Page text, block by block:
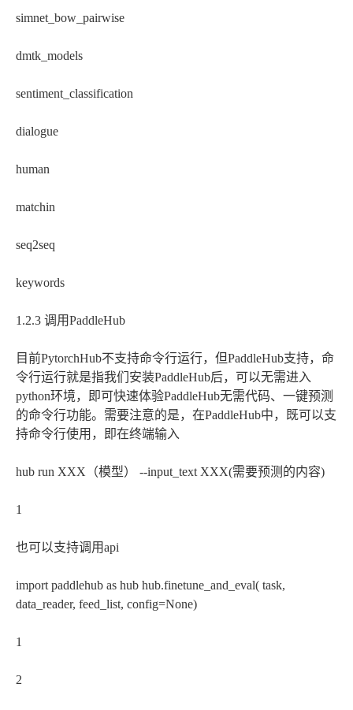
simnet_bow_pairwise
dmtk_models
sentiment_classification
dialogue
human
matchin
seq2seq
keywords
1.2.3 调用PaddleHub
目前PytorchHub不支持命令行运行，但PaddleHub支持，命
令行运行就是指我们安装PaddleHub后，可以无需进入
python环境，即可快速体验PaddleHub无需代码、一键预测
的命令行功能。需要注意的是，在PaddleHub中，既可以支
持命令行使用，即在终端输入
hub run XXX（模型） --input_text XXX(需要预测的内容)
1
也可以支持调用api
import paddlehub as hub hub.finetune_and_eval( task,
data_reader, feed_list, config=None)
1
2